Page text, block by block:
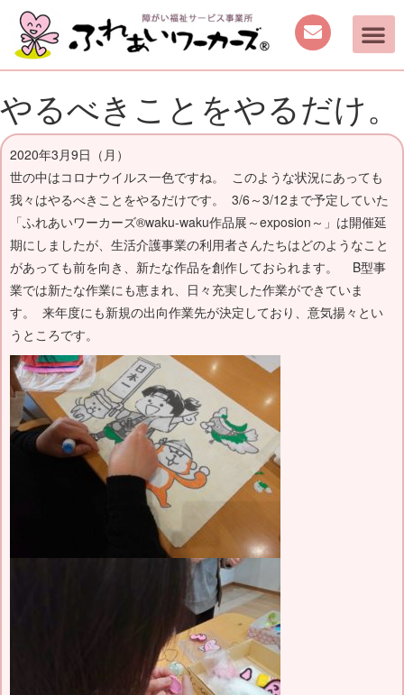
やるべきことをやるだけ。
2020年3月9日（月）
世の中はコロナウイルス一色ですね。 このような状況にあっても
我々はやるべきことをやるだけです。 3/6～3/12まで予定していた
「ふれあいワーカーズ®waku-waku作品展～exposion～」は開催延
期にしましたが、生活介護事業の利用者さんたちはどのようなこと
があっても前を向き、新たな作品を創作しておられます。 B型事
業では新たな作業にも恵まれ、日々充実した作業ができていま
す。 来年度にも新規の出向作業先が決定しており、意気揚々とい
うところです。